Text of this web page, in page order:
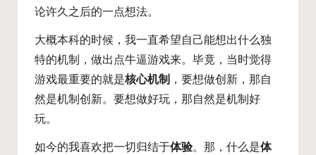
论许久之后的一点想法。
大概本科的时候，我一直希望自己能想出什么独
特的机制，做出点牛逼游戏来。毕竟，当时觉得
游戏最重要的就是核心机制 ，要想做创新，那自
然是机制创新。要想做好玩，那自然是机制好
玩。
如今的我喜欢把一切归结于体验。那，什么是体